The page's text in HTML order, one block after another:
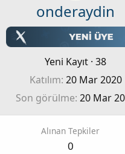
onderaydin
Yeni Kayıt · 38
Katılım 20 Mar 2020
Son görülme 20 Mar
Alınan Tepkiler
0